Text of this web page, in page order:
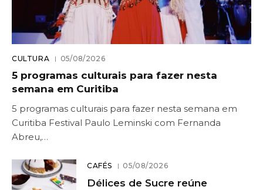
CULTURA 05/08/2026
5 programas culturais para fazer nesta
semana em Curitiba
5 programas culturais para fazer nesta semana em
Curitiba Festival Paulo Leminski com Fernanda
Abreu,…
CAFÉS 05/08/2026
Délices de Sucre reúne